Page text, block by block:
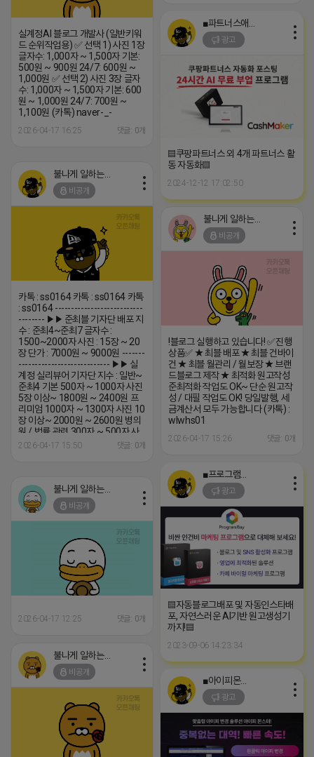
실계정AI 블로그 개발사 (일반키워
드 순위작업용) ✅ 선택 1) 사진 1장
글자수: 1,000자 ~ 1,500자 기본:
500원 ~ 900원 24/7: 600원 ~
1,000원 ✅ 선택 2) 사진 3장 글자
수: 1,000자 ~ 1,500자 기본: 600
원 ~ 1,000원 24/7: 700원 ~
1,100원 (카톡) naver-_-
2026-04-17 16:25 댓글: 0개
광고
▤쿠팡파트너스 외 4개 파트너스 활
동 자동화▤
2024-12-12 17:02:50
불나게 일하는 네오
비공개
카톡 : ss0164 카톡 : ss0164 카톡
: ss0164 ---------------------------
-------- ▶▶ 준최블 기자단 배포 지
수 : 준최4~준최7 글자수 :
1500~2000자 사진 : 15장 ~ 20
장 단가 : 7000원 ~ 9000원 -------
---------------------------- ▶▶ 실
계정 실리뷰어 기자단 지수 : 일반~
준최4 기본 500자 ~ 1000자 사진
5장 이상~ 1800원 ~ 2400원 프
리미엄 1000자 ~ 1300자 사진 10
장 이상~ 2000원 ~ 2600원 병의
원 / 법률 관련 300자 ~ 500자 사
진5장 이상~ 1800원~2400원 지
400원~ 247활성 500원~ --------
--------------------------- ▶▶ AI실
계정 A타입...
2026-04-17 15:50 댓글: 0개
불나게 일하는 네오
비공개
!블로그 실행하고 있습니다! ✅진행
상품✅ ★ 최블 배포 ★ 최블 건바이
건 ★ 최블 월관리 / 월보장 ★ 브랜
드블로그 제작 ★ 최적화 원고작성
준최적화 작업도 OK~ 단순 원고작
성 / 대필 작업도 OK! 당일발행, 세
금계산서 모두 가능합니다 (카톡) :
wlwhs01
2026-04-17 15:26 댓글: 0개
광고
▤자동블로그배포 및 자동인스타배
포, 자연스러운 AI기반 원고생성기
까지!▤
2023-09-06 14:23:34
불나게 일하는 네오
비공개
2026-04-17 12:25 댓글: 0개
불나게 일하는 네오
비공개
■아이피몬스터■
광고